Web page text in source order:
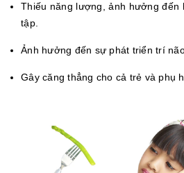
Thiếu năng lượng, ảnh hưởng đến
tập.
Ảnh hưởng đến sự phát triển trí
Gây căng thẳng cho cả trẻ và phụ